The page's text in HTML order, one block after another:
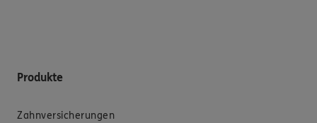
Produkte
Zahnversicherungen